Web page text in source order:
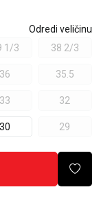
Odredi veličinu
1/3 38 2/3
36 35.5
33 32
30 29